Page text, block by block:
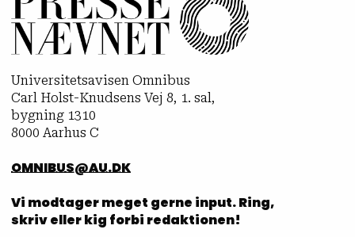
Universitetsavisen Omnibus
Carl Holst-Knudsens Vej 8, 1. sal,
bygning 1310
8000 Aarhus C
OMNIBUS@AU.DK
Vi modtager meget gerne input. Ring,
skriv eller kig forbi redaktionen!